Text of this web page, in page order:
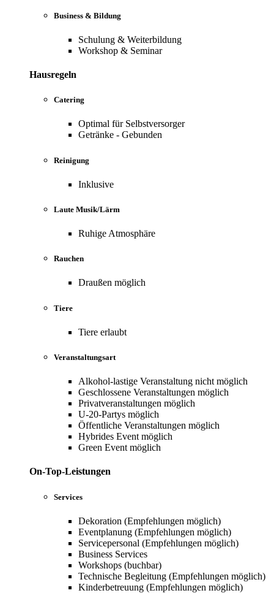
Business & Bildung
Schulung & Weiterbildung
Workshop & Seminar
Hausregeln
Catering
Optimal für Selbstversorger
Getränke - Gebunden
Reinigung
Inklusive
Laute Musik/Lärm
Ruhige Atmosphäre
Rauchen
Draußen möglich
Tiere
Tiere erlaubt
Veranstaltungsart
Alkohol-lastige Veranstaltung nicht möglich
Geschlossene Veranstaltungen möglich
Privatveranstaltungen möglich
U-20-Partys möglich
Öffentliche Veranstaltungen möglich
Hybrides Event möglich
Green Event möglich
On-Top-Leistungen
Services
Dekoration (Empfehlungen möglich)
Eventplanung (Empfehlungen möglich)
Servicepersonal (Empfehlungen möglich)
Business Services
Workshops (buchbar)
Technische Begleitung (Empfehlungen möglich)
Kinderbetreuung (Empfehlungen möglich)